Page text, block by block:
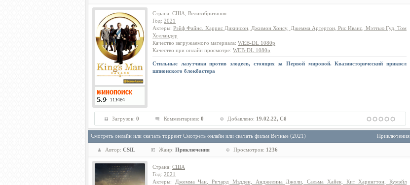
Страна: США, Великобритания
Год: 2021
Актеры: Рэйф Файнс, Харрис Дикинсон, Джимон Хонсу, Джемма Артертон, Рис Иванс, Мэттью Гуд, Том
Холландер
Качество загружаемого материала: WEB-DL 1080p
Качество при онлайн просмотре: WEB-DL 1080p
Стильные лазутчики против злодеев, стоящих за Первой мировой. Квазиисторический приквел
шпионского блокбастера
Загрузок: 0 Комментариев: 0 Добавлено: 19.02.22, Сб
Приключения
Смотреть онлайн или скачать торрент Смотреть онлайн или скачать фильм Вечные (2021)
Автор: CSIL Жанр: Приключения Просмотров: 1236
Страна: США
Год: 2021
Актеры:
Джемма Чан, Ричард Мэдден, Анджелина Джоли, Сальма Хайек, Кит Харингтон, Кумэйл